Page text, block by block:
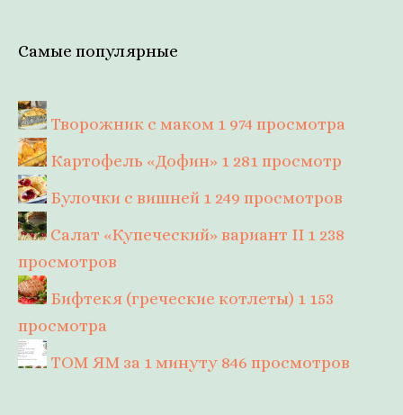
Самые популярные
Творожник с маком 1 974 просмотра
Картофель «Дофин» 1 281 просмотр
Булочки с вишней 1 249 просмотров
Салат «Купеческий» вариант II 1 238
просмотров
Бифтекя (греческие котлеты) 1 153
просмотра
ТОМ ЯМ за 1 минуту 846 просмотров